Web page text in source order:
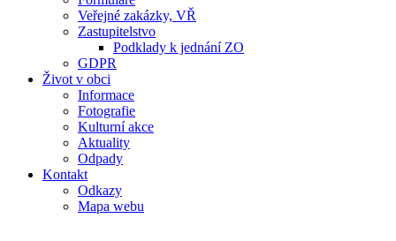
Veřejné zakázky, VŘ
Zastupitelstvo
Podklady k jednání ZO
GDPR
Život v obci
Informace
Fotografie
Kulturní akce
Aktuality
Odpady
Kontakt
Odkazy
Mapa webu